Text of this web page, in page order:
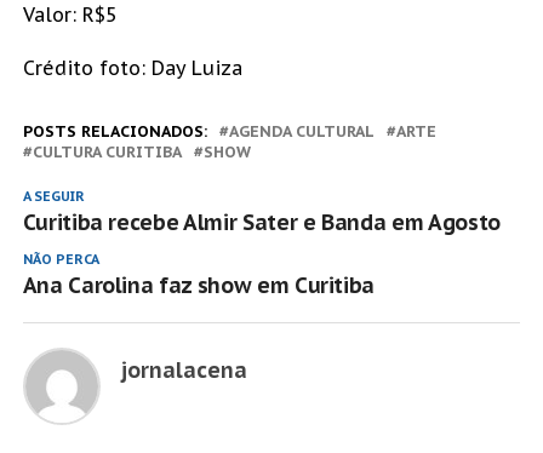
Valor: R$5
Crédito foto: Day Luiza
POSTS RELACIONADOS: AGENDA CULTURAL
ARTE
CULTURA CURITIBA
SHOW
A SEGUIR
Curitiba recebe Almir Sater e Banda em Agosto
NÃO PERCA
Ana Carolina faz show em Curitiba
jornalacena